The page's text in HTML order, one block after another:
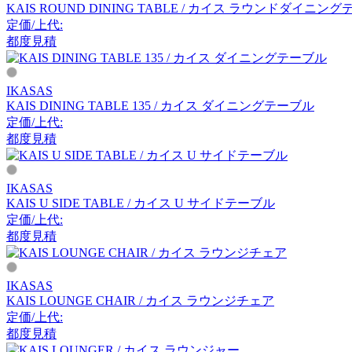
アルナイ
アステップ
AZUMAYA
アズマヤ
B-LINE
ビーライン
B.C. SAN MICHELE
KAIS ROUND DINING TABLE / カイス ラウンドダイニング
定価/上代:
都度見積
IKASAS
KAIS DINING TABLE 135 / カイス ダイニングテーブル
定価/上代:
都度見積
IKASAS
KAIS U SIDE TABLE / カイス U サイドテーブル
定価/上代:
都度見積
IKASAS
KAIS LOUNGE CHAIR / カイス ラウンジチェア
定価/上代:
都度見積